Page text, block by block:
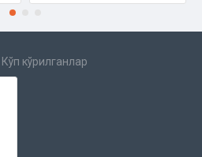
Кўп кўрилганлар